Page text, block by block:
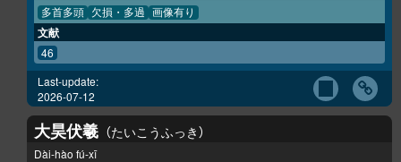
多首多頭 欠損・多過 画像有り
文献
46
Last-update:
2026-07-12
大昊伏羲 たいこうふっき
Dài-hào fú-xī